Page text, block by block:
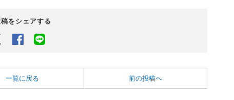
をシェアする
Twitter Facebook
一覧に戻る 前の投稿へ